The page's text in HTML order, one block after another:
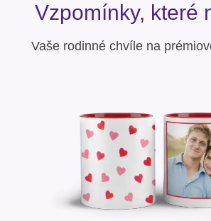
Vzpomínky, které
Vaše rodinné chvíle na